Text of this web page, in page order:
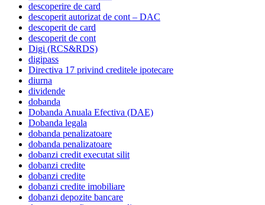
descoperire de card
descoperit autorizat de cont – DAC
descoperit de card
descoperit de cont
Digi (RCS&RDS)
digipass
Directiva 17 privind creditele ipotecare
diurna
dividende
dobanda
Dobanda Anuala Efectiva (DAE)
Dobanda legala
dobanda penalizatoare
dobanda penalizatoare
dobanzi credit executat silit
dobanzi credite
dobanzi credite
dobanzi credite imobiliare
dobanzi depozite bancare